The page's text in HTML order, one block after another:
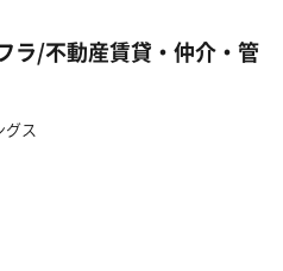
ラ/不動産賃貸・仲介・管
グス